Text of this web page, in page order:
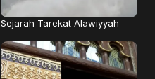
Sejarah Tarekat Alawiyyah